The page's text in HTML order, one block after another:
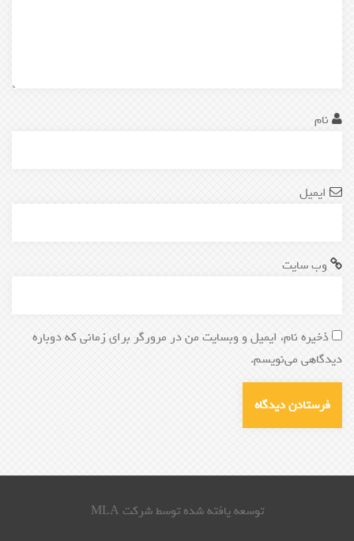
نام
ایمیل
وب‌ سایت
ذخیره نام، ایمیل و وبسایت من در مرورگر برای زمانی که دوباره
دیدگاهی می‌نویسم.
توسعه یافته شده توسط شرکت MLA